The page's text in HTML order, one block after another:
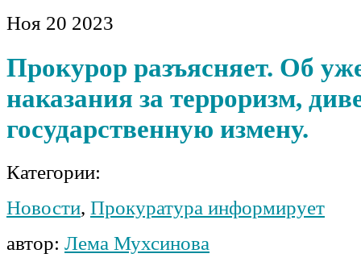
Ноя 20 2023
Прокурор разъясняет. Об
наказания за терроризм,
государственную измену.
Категории:
Новости, Прокуратура информирует
автор: Лема Мухсинова